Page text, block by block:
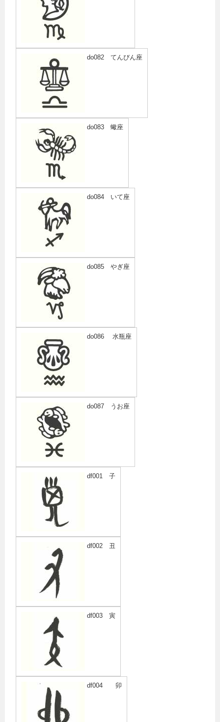
do082 てんびん座
do083 蠍座
do084 いて座
do085 やぎ座
do086 水瓶座
do087 うお座
df001 子
df002 丑
df003 寅
df004 卯